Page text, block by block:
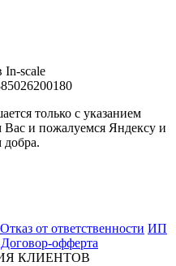
In-scale
только с указанием
и пожалуемся Яндексу и
добра.
Отказ от ответственности ИП
Договор-офферта
КЛИЕНТОВ